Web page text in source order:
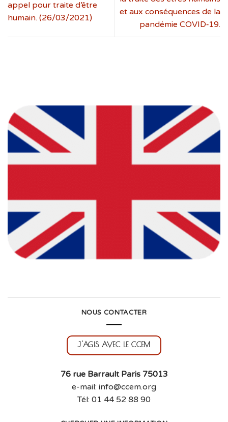
appel pour traite d’être
humain. (26/03/2021)
et aux conséquences de la
pandémie COVID‑19.
NOUS CONTACTER
J'AGIS AVEC LE CCEM
76 rue Barrault Paris 75013
e-mail: info@ccem.org
Tél: 01 44 52 88 90